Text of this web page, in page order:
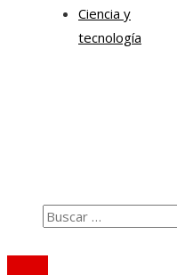
Ciencia y
tecnología
Buscar: